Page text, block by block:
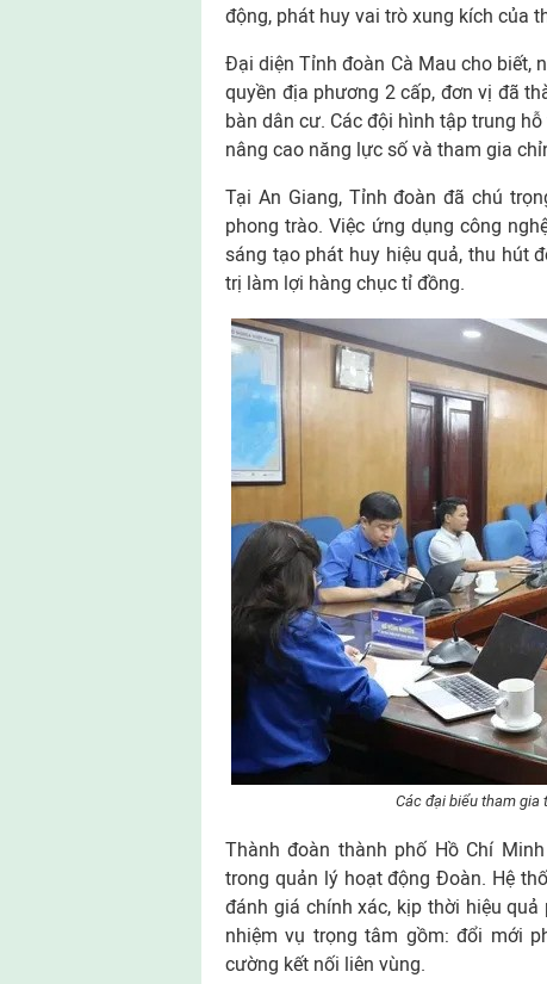
động, phát huy vai trò xung kích của
Đại diện Tỉnh đoàn Cà Mau cho biết,
quyền địa phương 2 cấp, đơn vị đã
bàn dân cư. Các đội hình tập trung
nâng cao năng lực số và tham gia
Tại An Giang, Tỉnh đoàn đã chú
phong trào. Việc ứng dụng công
sáng tạo phát huy hiệu quả, thu hút
trị làm lợi hàng chục tỉ đồng.
Các đại biểu tham gia
Thành đoàn thành phố Hồ Chí
trong quản lý hoạt động Đoàn. Hệ
đánh giá chính xác, kịp thời hiệu
nhiệm vụ trọng tâm gồm: đổi mới
cường kết nối liên vùng.